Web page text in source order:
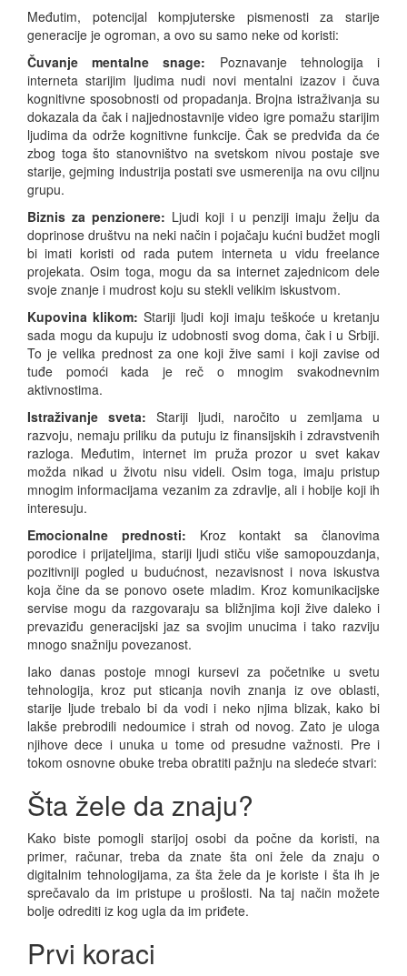
Međutim, potencijal kompjuterske pismenosti za starije
generacije je ogroman, a ovo su samo neke od koristi:
Čuvanje mentalne snage: Poznavanje tehnologija i
interneta starijim ljudima nudi novi mentalni izazov i čuva
kognitivne sposobnosti od propadanja. Brojna istraživanja su
dokazala da čak i najjednostavnije video igre pomažu starijim
ljudima da održe kognitivne funkcije. Čak se predviđa da će
zbog toga što stanovništvo na svetskom nivou postaje sve
starije, gejming industrija postati sve usmerenija na ovu ciljnu
grupu.
Biznis za penzionere: Ljudi koji i u penziji imaju želju da
doprinose društvu na neki način i pojačaju kućni budžet mogli
bi imati koristi od rada putem interneta u vidu freelance
projekata. Osim toga, mogu da sa internet zajednicom dele
svoje znanje i mudrost koju su stekli velikim iskustvom.
Kupovina klikom: Stariji ljudi koji imaju teškoće u kretanju
sada mogu da kupuju iz udobnosti svog doma, čak i u Srbiji.
To je velika prednost za one koji žive sami i koji zavise od
tuđe pomoći kada je reč o mnogim svakodnevnim
aktivnostima.
Istraživanje sveta: Stariji ljudi, naročito u zemljama u
razvoju, nemaju priliku da putuju iz finansijskih i zdravstvenih
razloga. Međutim, internet im pruža prozor u svet kakav
možda nikad u životu nisu videli. Osim toga, imaju pristup
mnogim informacijama vezanim za zdravlje, ali i hobije koji ih
interesuju.
Emocionalne prednosti: Kroz kontakt sa članovima
porodice i prijateljima, stariji ljudi stiču više samopouzdanja,
pozitivniji pogled u budućnost, nezavisnost i nova iskustva
koja čine da se ponovo osete mladim. Kroz komunikacijske
servise mogu da razgovaraju sa bližnjima koji žive daleko i
prevaziđu generacijski jaz sa svojim unucima i tako razviju
mnogo snažniju povezanost.
Iako danas postoje mnogi kursevi za početnike u svetu
tehnologija, kroz put sticanja novih znanja iz ove oblasti,
starije ljude trebalo bi da vodi i neko njima blizak, kako bi
lakše prebrodili nedoumice i strah od novog. Zato je uloga
njihove dece i unuka u tome od presudne važnosti. Pre i
tokom osnovne obuke treba obratiti pažnju na sledeće stvari:
Šta žele da znaju?
Kako biste pomogli starijoj osobi da počne da koristi, na
primer, računar, treba da znate šta oni žele da znaju o
digitalnim tehnologijama, za šta žele da je koriste i šta ih je
sprečavalo da im pristupe u prošlosti. Na taj način možete
bolje odrediti iz kog ugla da im priđete.
Prvi koraci